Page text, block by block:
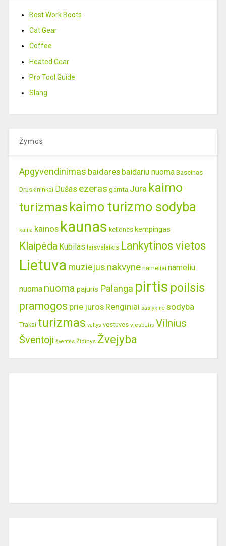
Best Work Boots
Cat Gear
Coffee
Heated Gear
Pro Tool Guide
Slang
Žymos
Apgyvendinimas baidaresbaidariu nuoma Baseinas
Druskininkai Dušas ezeras gamta Jura kaimo
turizmas kaimo turizmo sodyba
kaina kainos kaunas keliones kempingas
Klaipėda Kubilas laisvalaikis Lankytinos vietos
Lietuva muziejus nakvyne nameliai nameliu
nuoma nuoma pajuris Palanga pirtis poilsis
pramogos prie juros Renginiai saslykine sodyba
Trakai turizmas valtys vestuves viesbutis Vilnius
Šventoji šventės Židinys Žvejyba